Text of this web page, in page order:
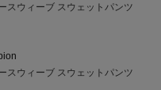
スウィーブ スウェットパンツ
スウィーブ スウェットパンツ